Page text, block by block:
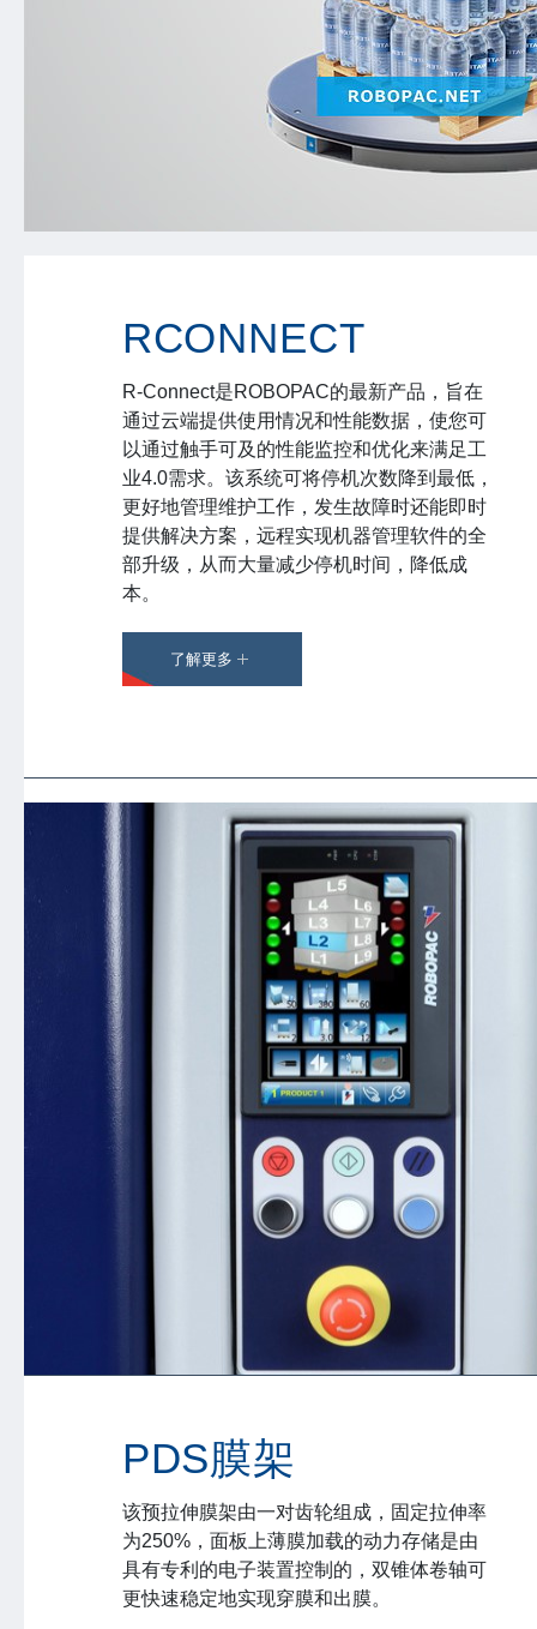
RCONNECT
R-Connect是ROBOPAC的最新产品，旨在
通过云端提供使用情况和性能数据，使您可
以通过触手可及的性能监控和优化来满足工
业4.0需求。该系统可将停机次数降到最低，
更好地管理维护工作，发生故障时还能即时
提供解决方案，远程实现机器管理软件的全
部升级，从而大量减少停机时间，降低成
本。
了解更多
PDS膜架
该预拉伸膜架由一对齿轮组成，固定拉伸率
为250%，面板上薄膜加载的动力存储是由
具有专利的电子装置控制的，双锥体卷轴可
更快速稳定地实现穿膜和出膜。